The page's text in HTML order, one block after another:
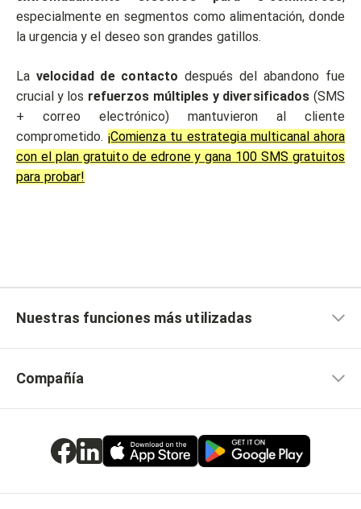
especialmente en segmentos como alimentación, donde
la urgencia y el deseo son grandes gatillos.
La velocidad de contacto después del abandono fue
crucial y los refuerzos múltiples y diversificados (SMS
+ correo electrónico) mantuvieron al cliente
comprometido. ¡Comienza tu estrategia multicanal ahora
con el plan gratuito de edrone y gana 100 SMS gratuitos
para probar!
Nuestras funciones más utilizadas
Compañía